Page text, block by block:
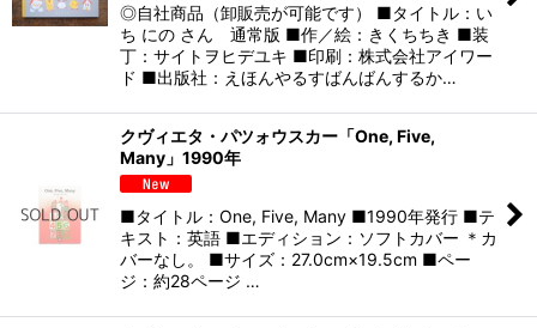
◎自社商品（卸販売が可能です） ■タイトル：い
ち にの さん 通常版 ■作／絵：きくちちき ■装
丁：サイトヲヒデユキ ■印刷：株式会社アイワー
ド ■出版社：えほんやるすばんばんするか…
クヴィエタ・パツォウスカー「One, Five,
Many」1990年
■タイトル：One, Five, Many ■1990年発行 ■テ
キスト：英語 ■エディション：ソフトカバー ＊カ
バーなし。 ■サイズ：27.0cm×19.5cm ■ペー
ジ：約28ページ …